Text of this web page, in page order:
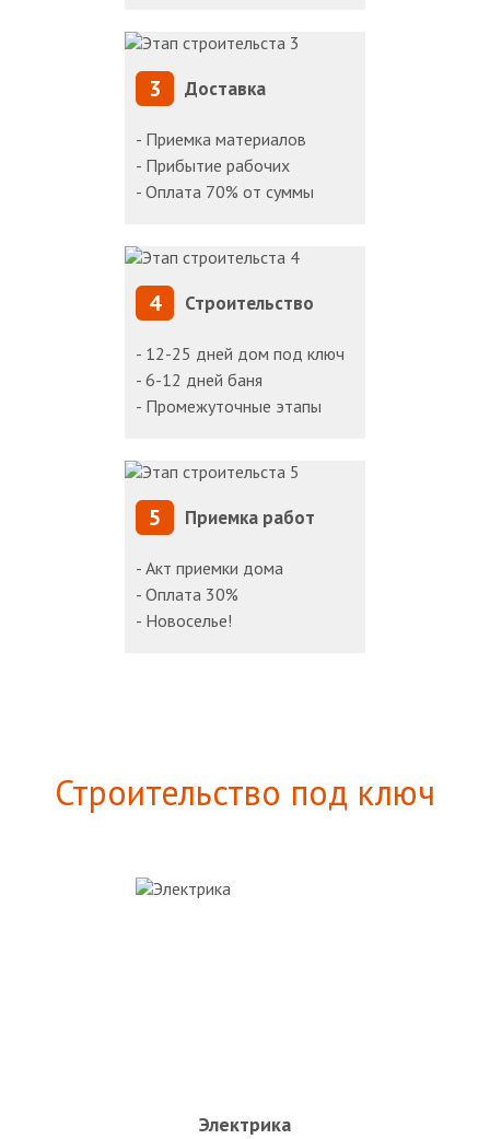
3 Доставка
- Приемка материалов
- Прибытие рабочих
- Оплата 70% от суммы
4 Строительство
- 12-25 дней дом под ключ
- 6-12 дней баня
- Промежуточные этапы
5 Приемка работ
- Акт приемки дома
- Оплата 30%
- Новоселье!
Строительство под ключ
Электрика